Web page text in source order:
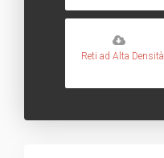
Reti ad Alta Densità